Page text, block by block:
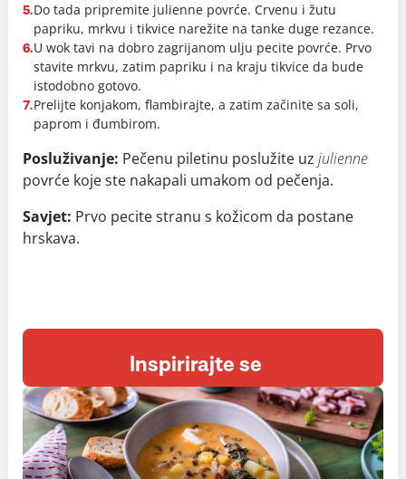
5.Do tada pripremite julienne povrće. Crvenu i žutu
papriku, mrkvu i tikvice narežite na tanke duge rezance.
6.U wok tavi na dobro zagrijanom ulju pecite povrće. Prvo
stavite mrkvu, zatim papriku i na kraju tikvice da bude
istodobno gotovo.
7.Prelijte konjakom, flambirajte, a zatim začinite sa soli,
paprom i đumbirom.
Posluživanje: Pečenu piletinu poslužite uz julienne
povrće koje ste nakapali umakom od pečenja.
Savjet: Prvo pecite stranu s kožicom da postane
hrskava.
Inspirirajte se